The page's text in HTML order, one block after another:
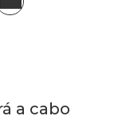
a cabo